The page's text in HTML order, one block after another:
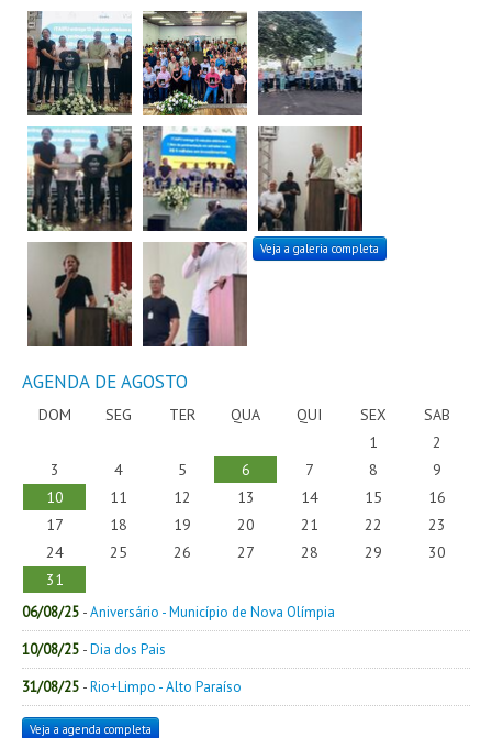
Veja a galeria completa
AGENDA DE AGOSTO
DOM SEG TER QUA QUI SEX
SAB
1
2
3
4 5 6 7 8
9
10
11 12 13 14 15
16
17
18 19 20 21 22
23
24
25 26 27 28 29
30
31
06/08/25 -Aniversário - Município de Nova Olímpia
10/08/25 -Dia dos Pais
31/08/25 -Rio+Limpo - Alto Paraíso
Veja a agenda completa